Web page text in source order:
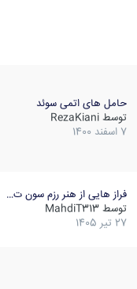
حامل های اتمی سوئد
توسط RezaKiani
7 اسفند 1400
فراز هایی از هنر رزم سون ت…
توسط MahdiT313
27 تیر 1405